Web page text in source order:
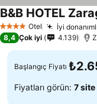
4 Yıldız Otel İyi
B&B HOTEL
8,4 Çok iyi 4.139
Başlangıç Fiyatı
Fiyatları görün: 7 site